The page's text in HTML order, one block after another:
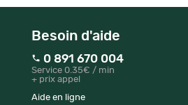
Besoin d'aide
0 891 670 004
Service 0.35€ / min
+ prix appel
Aide en ligne